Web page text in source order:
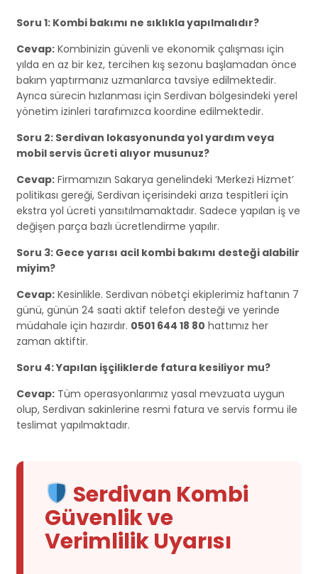
Soru 1: Kombi bakımı ne sıklıkla yapılmalıdır?
Cevap: Kombinizin güvenli ve ekonomik çalışması için
yılda en az bir kez, tercihen kış sezonu başlamadan önce
bakım yaptırmanız uzmanlarca tavsiye edilmektedir.
Ayrıca sürecin hızlanması için Serdivan bölgesindeki yerel
yönetim izinleri tarafımızca koordine edilmektedir.
Soru 2: Serdivan lokasyonunda yol yardım veya
mobil servis ücreti alıyor musunuz?
Cevap: Firmamızın Sakarya genelindeki ‘Merkezi Hizmet’
politikası gereği, Serdivan içerisindeki arıza tespitleri için
ekstra yol ücreti yansıtılmamaktadır. Sadece yapılan iş ve
değişen parça bazlı ücretlendirme yapılır.
Soru 3: Gece yarısı acil kombi bakımı desteği alabilir
miyim?
Cevap: Kesinlikle. Serdivan nöbetçi ekiplerimiz haftanın 7
günü, günün 24 saati aktif telefon desteği ve yerinde
müdahale için hazırdır. 0501 644 18 80 hattımız her
zaman aktiftir.
Soru 4: Yapılan işçiliklerde fatura kesiliyor mu?
Cevap: Tüm operasyonlarımız yasal mevzuata uygun
olup, Serdivan sakinlerine resmi fatura ve servis formu ile
teslimat yapılmaktadır.
Serdivan Kombi
Güvenlik ve
Verimlilik Uyarısı